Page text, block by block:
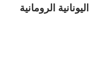
الرومانية